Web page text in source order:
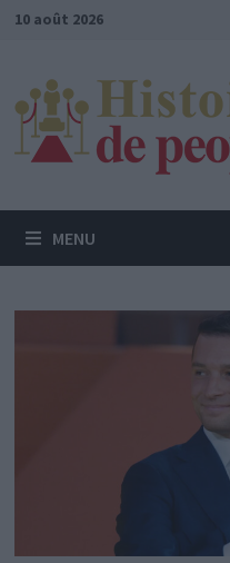
Passer
contenu
10 août 2026
MENU